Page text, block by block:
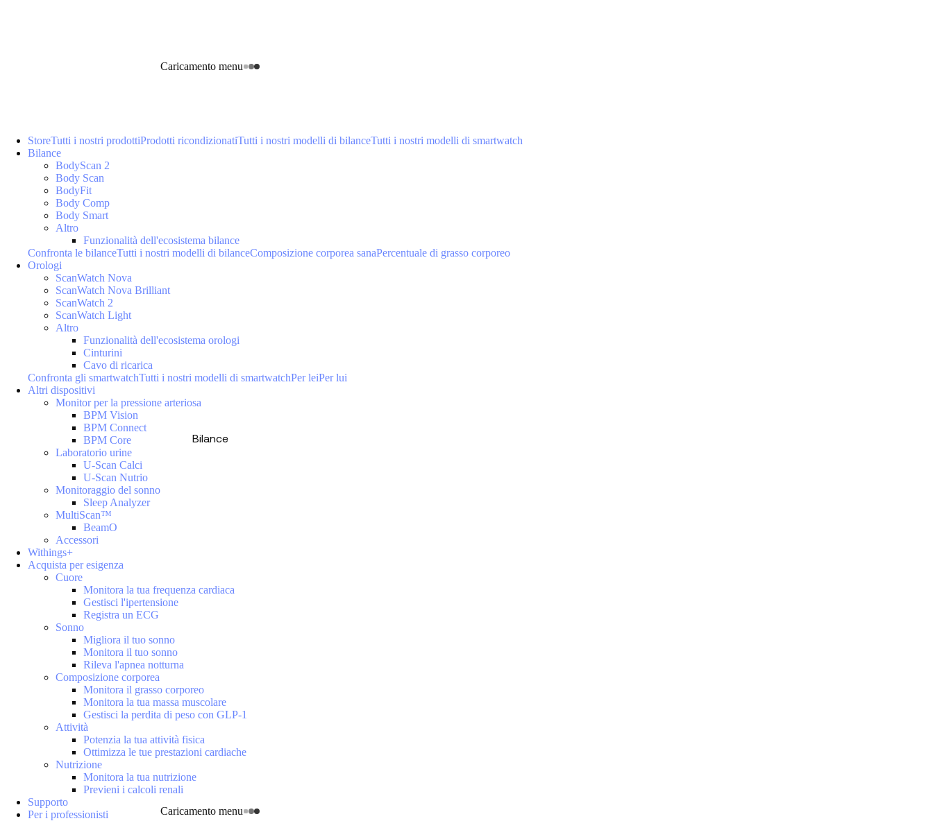
Caricamento menu
Bilance
Caricamento menu
StoreTutti i nostri prodottiProdotti ricondizionatiTutti i nostri modelli di bilanceTutti i nostri modelli di smartwatch
Bilance
BodyScan 2
Body Scan
BodyFit
Body Comp
Body Smart
Altro
Funzionalità dell'ecosistema bilance
Confronta le bilanceTutti i nostri modelli di bilanceComposizione corporea sanaPercentuale di grasso corporeo
Orologi
ScanWatch Nova
ScanWatch Nova Brilliant
ScanWatch 2
ScanWatch Light
Altro
Funzionalità dell'ecosistema orologi
Cinturini
Cavo di ricarica
Confronta gli smartwatchTutti i nostri modelli di smartwatchPer leiPer lui
Altri dispositivi
Monitor per la pressione arteriosa
BPM Vision
BPM Connect
BPM Core
Laboratorio urine
U-Scan Calci
U-Scan Nutrio
Monitoraggio del sonno
Sleep Analyzer
MultiScan™
BeamO
Accessori
Withings+
Acquista per esigenza
Cuore
Monitora la tua frequenza cardiaca
Gestisci l'ipertensione
Registra un ECG
Sonno
Migliora il tuo sonno
Monitora il tuo sonno
Rileva l'apnea notturna
Composizione corporea
Monitora il grasso corporeo
Monitora la tua massa muscolare
Gestisci la perdita di peso con GLP-1
Attività
Potenzia la tua attività fisica
Ottimizza le tue prestazioni cardiache
Nutrizione
Monitora la tua nutrizione
Previeni i calcoli renali
Supporto
Per i professionisti